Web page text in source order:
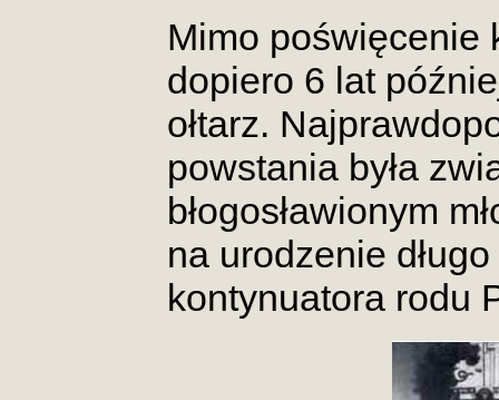
Mimo poświęcenie
dopiero 6 lat
ołtarz.
powstania była
błogosławionym
na urodzenie
kontynuatora rodu